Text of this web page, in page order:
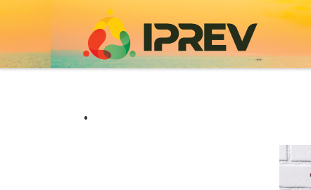
Skip to content
.